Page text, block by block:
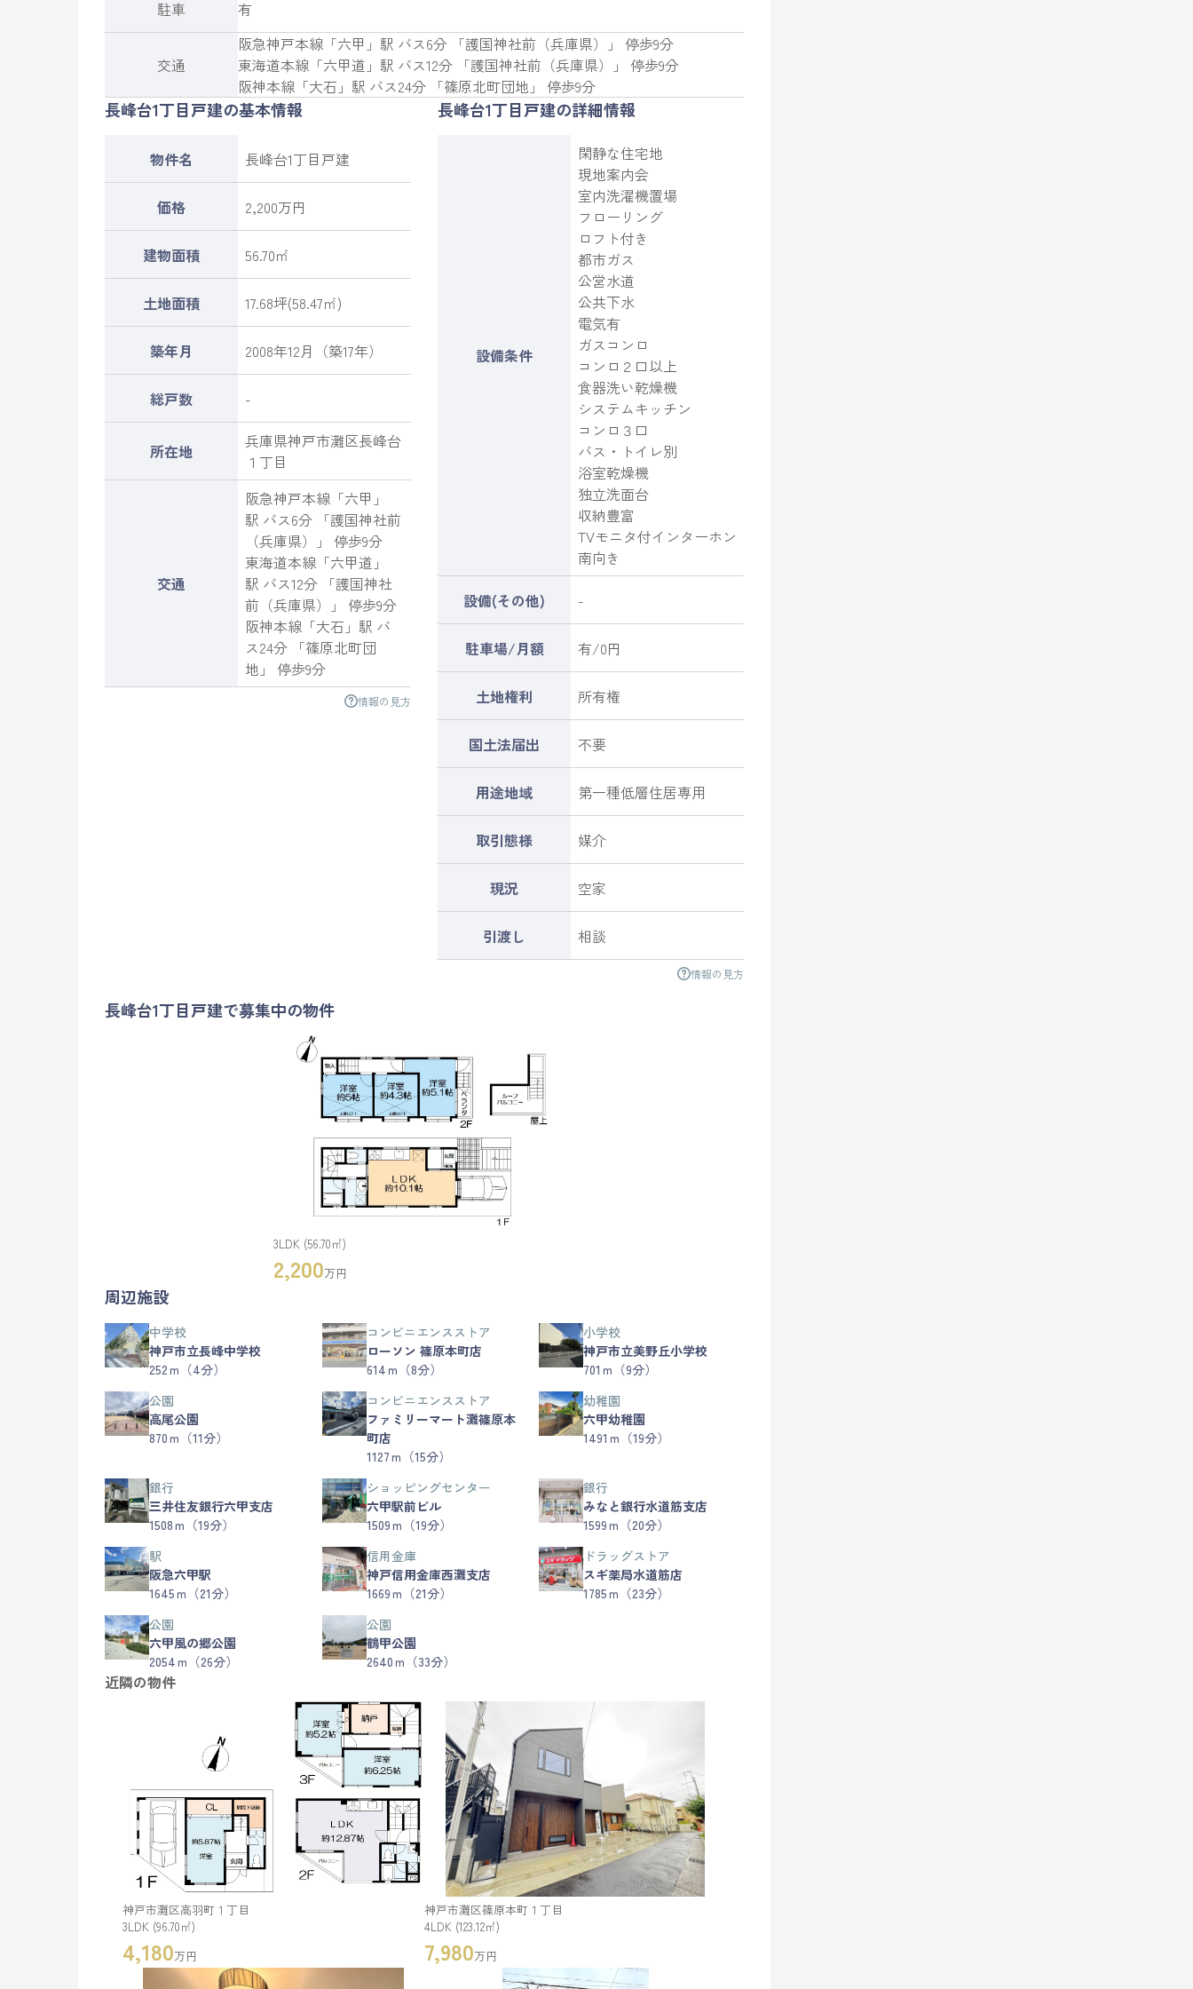
駐車 有
交通
阪急神戸本線 「六甲 」駅 バス6分 「護国神社前（兵庫県）」 停歩9分
東海道本線 「六甲道 」駅 バス12分 「護国神社前（兵庫県）」 停歩9分
阪神本線 「大石 」駅 バス24分 「篠原北町団地」 停歩9分
長峰台1丁目戸建の基本情報
物件名 長峰台1丁目戸建
価格 2,200万円
建物面積 56.70㎡
土地面積 17.68坪(58.47㎡)
築年月 2008年12月（築17年）
総戸数 -
所在地 兵庫県神戸市灘区長峰台
１丁目
交通
阪急神戸本線 「六甲 」
駅 バス6分 「護国神社前
（兵庫県）」 停歩9分
東海道本線 「六甲道 」
駅 バス12分 「護国神社
前（兵庫県）」 停歩9分
阪神本線 「大石 」駅 バ
ス24分 「篠原北町団
地」 停歩9分
情報の見方
長峰台1丁目戸建の詳細情報
設備条件
閑静な住宅地
現地案内会
室内洗濯機置場
フローリング
ロフト付き
都市ガス
公営水道
公共下水
電気有
ガスコンロ
コンロ２口以上
食器洗い乾燥機
システムキッチン
コンロ３口
バス・トイレ別
浴室乾燥機
独立洗面台
収納豊富
TVモニタ付インターホン
南向き
設備(その他)
-
駐車場/月額 有/0円
土地権利 所有権
国土法届出 不要
用途地域 第一種低層住居専用
取引態様 媒介
現況 空家
引渡し 相談
情報の見方
長峰台1丁目戸建で募集中の物件
3LDK (56.70㎡)
2,200万円
周辺施設
中学校
神戸市立長峰中学校
252ｍ（4分）
コンビニエンスストア
ローソン 篠原本町店
614ｍ（8分）
小学校
神戸市立美野丘小学校
701ｍ（9分）
公園
高尾公園
870ｍ（11分）
コンビニエンスストア
ファミリーマート灘篠原本
町店
1127ｍ（15分）
幼稚園
六甲幼稚園
1491ｍ（19分）
銀行
三井住友銀行六甲支店
1508ｍ（19分）
ショッピングセンター
六甲駅前ビル
1509ｍ（19分）
銀行
みなと銀行水道筋支店
1599ｍ（20分）
駅
阪急六甲駅
1645ｍ（21分）
信用金庫
神戸信用金庫西灘支店
1669ｍ（21分）
ドラッグストア
スギ薬局水道筋店
1785ｍ（23分）
公園
六甲風の郷公園
2054ｍ（26分）
公園
鶴甲公園
2640ｍ（33分）
近隣の物件
神戸市灘区高羽町１丁目
3LDK (96.70㎡)
4,180万円
神戸市灘区篠原本町１丁目
4LDK (123.12㎡)
7,980万円